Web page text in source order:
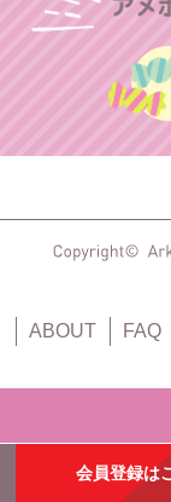
会員登録は
ABOUT FAQ